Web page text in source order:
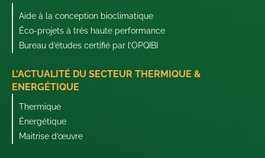
Aide à la conception bioclimatique
Éco-projets à très haute performance
Bureau d’études certifié par l’OPQIBI
L'ACTUALITÉ DU SECTEUR THERMIQUE &
ENERGÉTIQUE
Thermique
Énergétique
Maitrise d’œuvre